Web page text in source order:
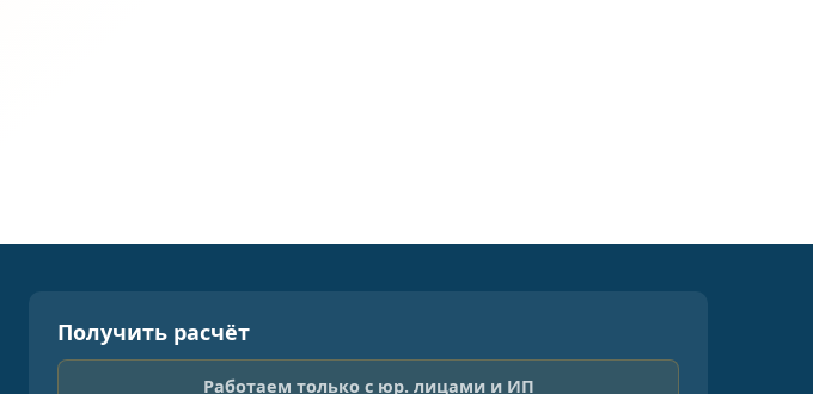
Получить расчёт
Работаем только с юр. лицами и ИП